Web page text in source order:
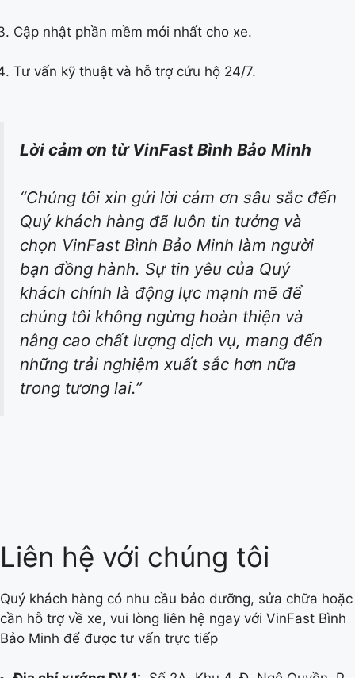
Cập nhật phần mềm mới nhất cho xe.
Tư vấn kỹ thuật và hỗ trợ cứu hộ 24/7.
Lời cảm ơn từ VinFast Bình Bảo Minh
“Chúng tôi xin gửi lời cảm ơn sâu sắc đến
Quý khách hàng đã luôn tin tưởng và
chọn VinFast Bình Bảo Minh làm người
bạn đồng hành. Sự tin yêu của Quý
khách chính là động lực mạnh mẽ để
chúng tôi không ngừng hoàn thiện và
nâng cao chất lượng dịch vụ, mang đến
những trải nghiệm xuất sắc hơn nữa
trong tương lai.”
Liên hệ với chúng tôi
Quý khách hàng có nhu cầu bảo dưỡng, sửa chữa hoặc
cần hỗ trợ về xe, vui lòng liên hệ ngay với VinFast Bình
Bảo Minh để được tư vấn trực tiếp